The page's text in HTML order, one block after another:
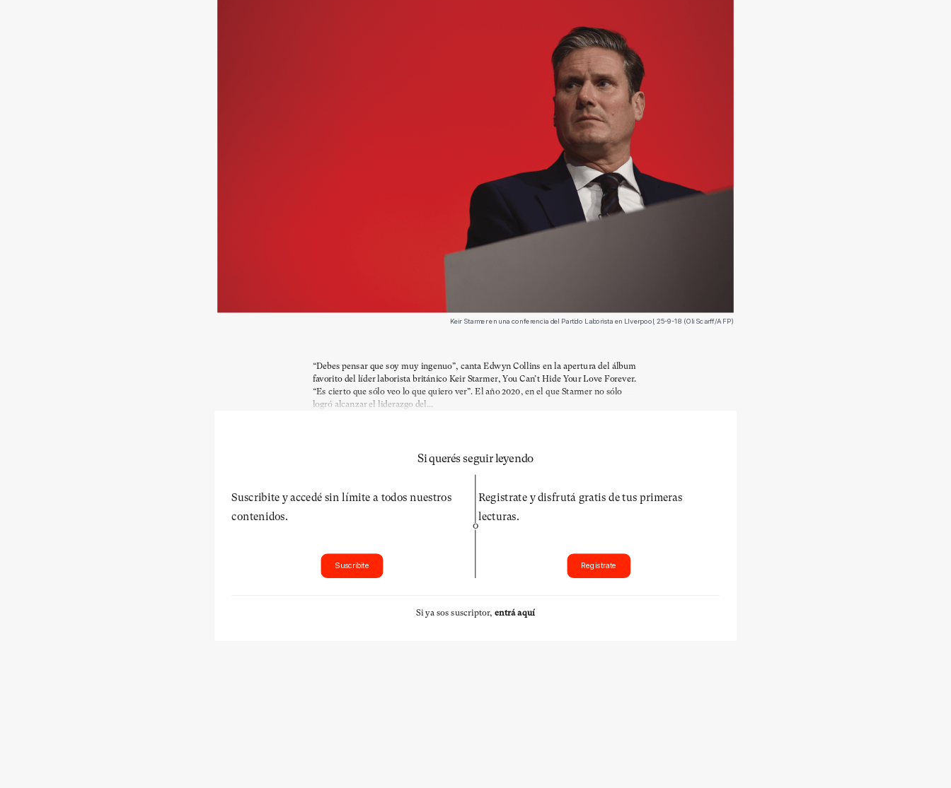
Keir Starmer en una conferencia del Partido Laborista en LIverpool, 25-9-18 (Oli Scarff/AFP)
“Debes pensar que soy muy ingenuo”, canta Edwyn Collins en la apertura del álbum
favorito del líder laborista británico Keir Starmer, You Can’t Hide Your Love Forever.
“Es cierto que sólo veo lo que quiero ver”. El año 2020, en el que Starmer no sólo
logró alcanzar el liderazgo del...
Si querés seguir leyendo
Suscribite y accedé sin límite a todos nuestros
contenidos.
Suscribite
O
Registrate y disfrutá gratis de tus primeras
lecturas.
Registrate
Si ya sos suscriptor, entrá aquí